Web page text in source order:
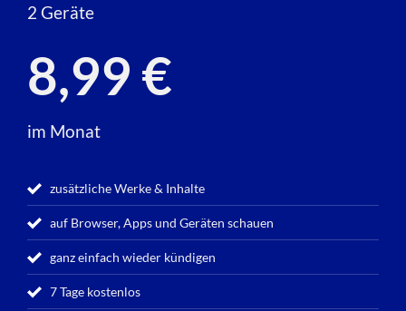
2 Geräte
8,99 €
im Monat
zusätzliche Werke & Inhalte
auf Browser, Apps und Geräten schauen
ganz einfach wieder kündigen
7 Tage kostenlos